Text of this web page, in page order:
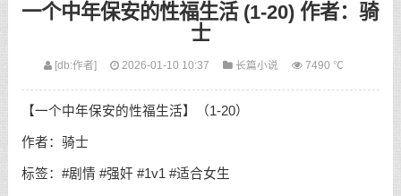
一个中年保安的性福生活 (1-20) 作者：骑
士
[db:作者] 2026-01-10 10:37 长篇小说 7490 ℃
【一个中年保安的性福生活】（1-20）
作者：骑士
标签：#剧情 #强奸 #1v1 #适合女生